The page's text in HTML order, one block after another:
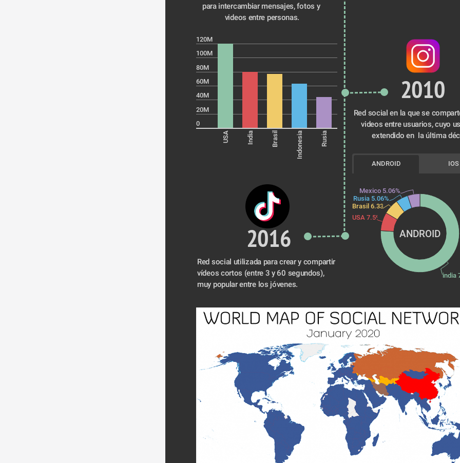
para intercambiar mensajes, fotos y
videos entre personas.
120M
100M
80M
60M
40M
20M
0
USA India Brasil Indonesia Rusia
2010
Red social en la que se
videos entre usuarios, cuyo
extendido en  la última
ANDROID IOS
ANDROID
india
USA 7.59%
Brasil 6.33%
Rusia 5.06%
Mexico 5.06%
2016
Red social utilizada para crear y compartir
vídeos cortos (entre 3 y 60 segundos),
muy popular entre los jóvenes.